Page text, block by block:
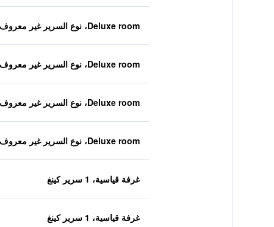
Deluxe room، نوع السرير غير معروف
Deluxe room، نوع السرير غير معروف
Deluxe room، نوع السرير غير معروف
Deluxe room، نوع السرير غير معروف
غرفة قياسية، 1 سرير كينغ
غرفة قياسية، 1 سرير كينغ